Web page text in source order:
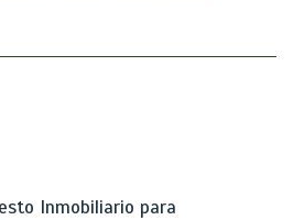
Inmobiliario para